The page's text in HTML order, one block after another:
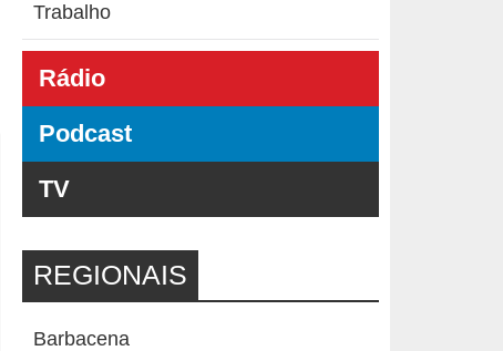
Trabalho
Rádio
Podcast
TV
REGIONAIS
Barbacena